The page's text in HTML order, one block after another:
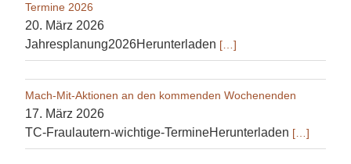
Termine 2026
20. März 2026
Jahresplanung2026Herunterladen […]
Mach-Mit-Aktionen an den kommenden Wochenenden
17. März 2026
TC-Fraulautern-wichtige-TermineHerunterladen […]